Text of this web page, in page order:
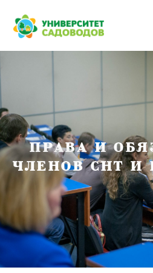
Главная
знаний
СНТ
ПРАВА И
ЧЛЕНОВ СНТ И